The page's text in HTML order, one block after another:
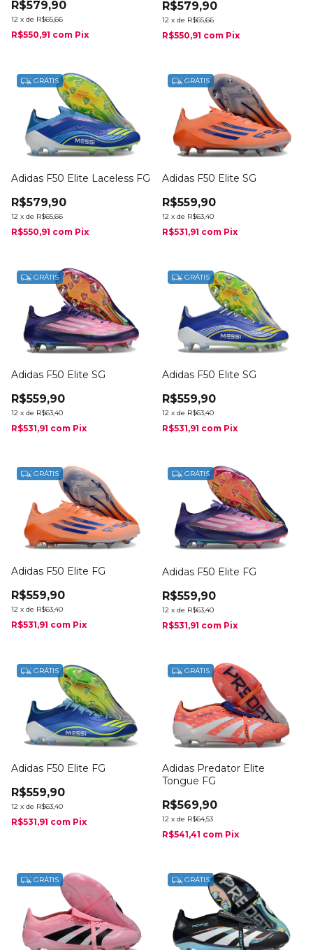
R$579,90
12 x de R$65,66
R$550,91 com Pix
R$579,90
12 x de R$65,66
R$550,91 com Pix
GRÁTIS
Adidas F50 Elite Laceless FG
R$579,90
12 x de R$65,66
R$550,91 com Pix
GRÁTIS
Adidas F50 Elite SG
R$559,90
12 x de R$63,40
R$531,91 com Pix
GRÁTIS
Adidas F50 Elite SG
R$559,90
12 x de R$63,40
R$531,91 com Pix
GRÁTIS
Adidas F50 Elite SG
R$559,90
12 x de R$63,40
R$531,91 com Pix
GRÁTIS
Adidas F50 Elite FG
R$559,90
12 x de R$63,40
R$531,91 com Pix
GRÁTIS
Adidas F50 Elite FG
R$559,90
12 x de R$63,40
R$531,91 com Pix
GRÁTIS
Adidas F50 Elite FG
R$559,90
12 x de R$63,40
R$531,91 com Pix
GRÁTIS
Adidas Predator Elite
Tongue FG
R$569,90
12 x de R$64,53
R$541,41 com Pix
GRÁTIS GRÁTIS